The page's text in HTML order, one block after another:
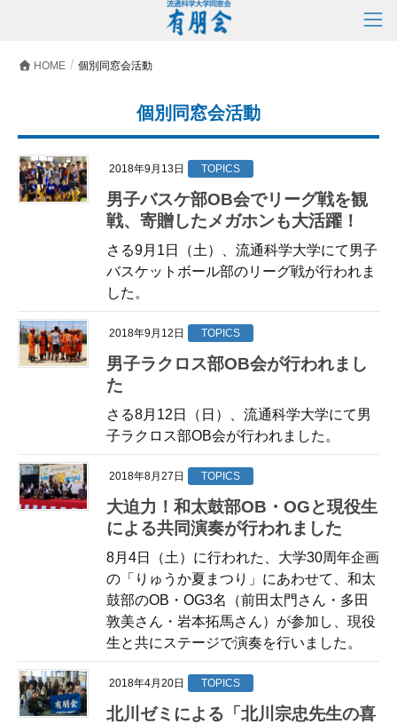
HOME 個別同窓会活動
個別同窓会活動
2018年9月13日 TOPICS
男子バスケ部OB会でリーグ戦を観
戦、寄贈したメガホンも大活躍！
さる9月1日（土）、流通科学大学にて男子
バスケットボール部のリーグ戦が行われま
した。
2018年9月12日 TOPICS
男子ラクロス部OB会が行われまし
た
さる8月12日（日）、流通科学大学にて男
子ラクロス部OB会が行われました。
2018年8月27日 TOPICS
大迫力！和太鼓部OB・OGと現役生
による共同演奏が行われました
8月4日（土）に行われた、大学30周年企画
の「りゅうか夏まつり」にあわせて、和太
鼓部のOB・OG3名（前田太門さん・多田
敦美さん・岩本拓馬さん）が参加し、現役
生と共にステージで演奏を行いました。
2018年4月20日 TOPICS
北川ゼミによる「北川宗忠先生の喜